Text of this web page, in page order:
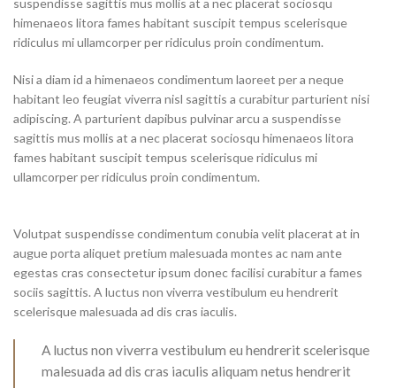
suspendisse sagittis mus mollis at a nec placerat sociosqu
himenaeos litora fames habitant suscipit tempus scelerisque
ridiculus mi ullamcorper per ridiculus proin condimentum.
Nisi a diam id a himenaeos condimentum laoreet per a neque
habitant leo feugiat viverra nisl sagittis a curabitur parturient nisi
adipiscing. A parturient dapibus pulvinar arcu a suspendisse
sagittis mus mollis at a nec placerat sociosqu himenaeos litora
fames habitant suscipit tempus scelerisque ridiculus mi
ullamcorper per ridiculus proin condimentum.
Volutpat suspendisse condimentum conubia velit placerat at in
augue porta aliquet pretium malesuada montes ac nam ante
egestas cras consectetur ipsum donec facilisi curabitur a fames
sociis sagittis. A luctus non viverra vestibulum eu hendrerit
scelerisque malesuada ad dis cras iaculis.
A luctus non viverra vestibulum eu hendrerit scelerisque
malesuada ad dis cras iaculis aliquam netus hendrerit